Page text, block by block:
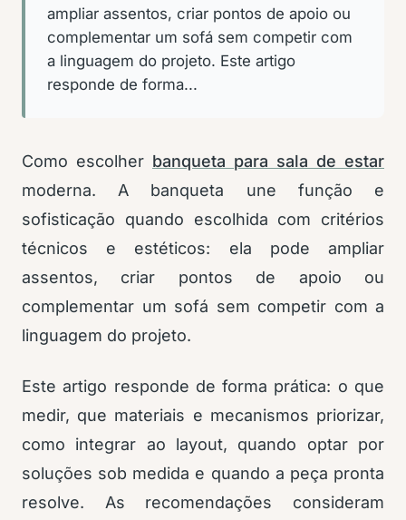
ampliar assentos, criar pontos de apoio ou
complementar um sofá sem competir com
a linguagem do projeto. Este artigo
responde de forma...
Como escolher banqueta para sala de estar
moderna. A banqueta une função e
sofisticação quando escolhida com critérios
técnicos e estéticos: ela pode ampliar
assentos, criar pontos de apoio ou
complementar um sofá sem competir com a
linguagem do projeto.
Este artigo responde de forma prática: o que
medir, que materiais e mecanismos priorizar,
como integrar ao layout, quando optar por
soluções sob medida e quando a peça pronta
resolve. As recomendações consideram